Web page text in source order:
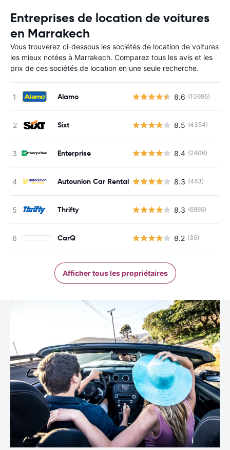
Entreprises de location de voitures
en Marrakech
Vous trouverez ci-dessous les sociétés de location de voitures
les mieux notées à Marrakech. Comparez tous les avis et les
prix de ces sociétés de location en une seule recherche.
Alamo 8.6 (10695)
Sixt 8.5 (4354)
Enterprise 8.4 (2406)
Autounion Car Rental 8.3 (483)
Thrifty 8.3 (6965)
CarQ 8.2 (35)
Afficher tous les propriétaires